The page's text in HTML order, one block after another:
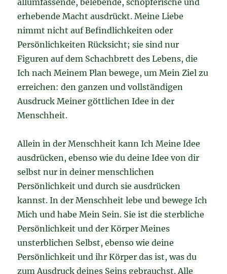
allumfassende, belebende, schöpferische und
erhebende Macht ausdrückt. Meine Liebe
nimmt nicht auf Befindlichkeiten oder
Persönlichkeiten Rücksicht; sie sind nur
Figuren auf dem Schachbrett des Lebens, die
Ich nach Meinem Plan bewege, um Mein Ziel zu
erreichen: den ganzen und vollständigen
Ausdruck Meiner göttlichen Idee in der
Menschheit.
Allein in der Menschheit kann Ich Meine Idee
ausdrücken, ebenso wie du deine Idee von dir
selbst nur in deiner menschlichen
Persönlichkeit und durch sie ausdrücken
kannst. In der Menschheit lebe und bewege Ich
Mich und habe Mein Sein. Sie ist die sterbliche
Persönlichkeit und der Körper Meines
unsterblichen Selbst, ebenso wie deine
Persönlichkeit und ihr Körper das ist, was du
zum Ausdruck deines Seins gebrauchst. Alle